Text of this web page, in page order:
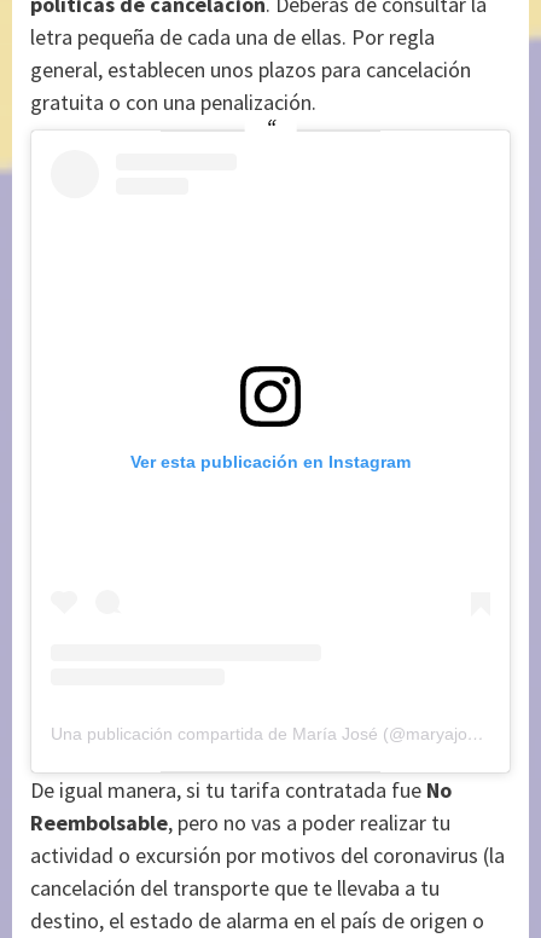
letra pequeña de cada una de ellas. Por regla
general, establecen unos plazos para cancelación
gratuita o con una penalización.
Ver esta publicación en Instagram
Una publicación compartida de María José (@maryajosess)
De igual manera, si tu tarifa contratada fue No
Reembolsable, pero no vas a poder realizar tu
actividad o excursión por motivos del coronavirus (la
cancelación del transporte que te llevaba a tu
destino, el estado de alarma en el país de origen o